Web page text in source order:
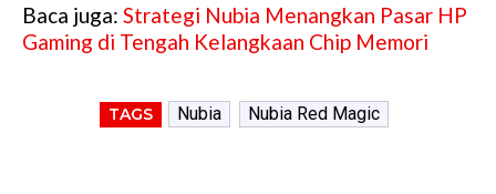
Baca juga: Strategi Nubia Menangkan Pasar HP
Gaming di Tengah Kelangkaan Chip Memori
TAGS Nubia Nubia Red Magic